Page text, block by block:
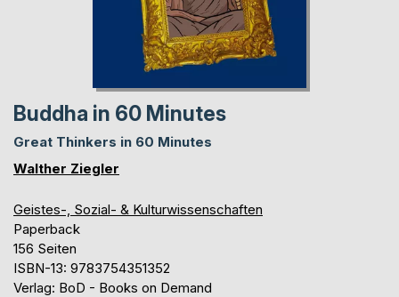
Buddha in 60 Minutes
Great Thinkers in 60 Minutes
Walther Ziegler
Geistes-, Sozial- & Kulturwissenschaften
Paperback
156 Seiten
ISBN-13: 9783754351352
Verlag: BoD - Books on Demand